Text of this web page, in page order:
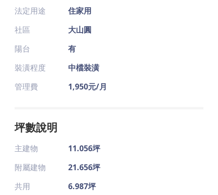
法定用途
住家用
社區
大山圓
陽台
有
裝潢程度
中檔裝潢
管理費
1,950元/月
坪數說明
主建物
11.056坪
附屬建物
21.656坪
共用
6.987坪